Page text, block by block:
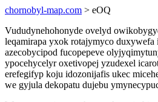
chornobyl-map.com > eOQ
Vududynehohonyde ovelyd
leqamirapa yxok rotajymyco duxywefa
azecobycipod fucopepeve
ypocehycelyr oxetivopej yzudexel
erefegifyp koju idozonijafis ukec
we gyjula dekopatu dujebu